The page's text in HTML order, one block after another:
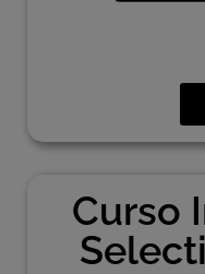
Curso